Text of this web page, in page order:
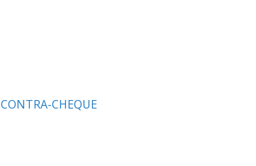
CONTRA-CHEQUE